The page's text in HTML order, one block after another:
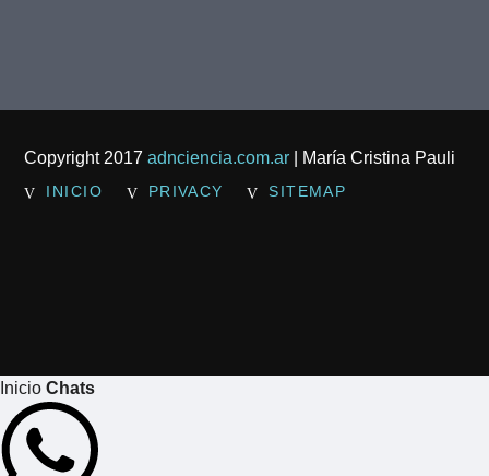
Copyright 2017adnciencia.com.ar | María Cristina Pauli
INICIO PRIVACY SITEMAP
Inicio Chats